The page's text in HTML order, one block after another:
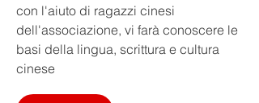
con l'aiuto di ragazzi cinesi
dell'associazione, vi farà conoscere le
basi della lingua, scrittura e cultura
cinese